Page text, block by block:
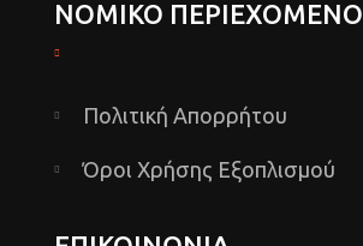
ΝΟΜΙΚΟ ΠΕΡΙΕΧΟΜΕΝΟ
Πολιτική Απορρήτου
Όροι Χρήσης Εξοπλισμού